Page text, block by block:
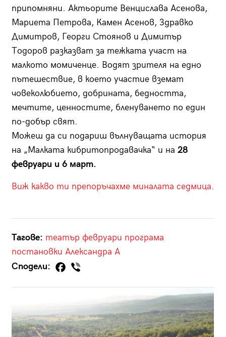
припомняни. Актьорите Венцислава Асенова,
Мариета Петрова, Камен Асенов, Здравко
Димитров, Георги Стоянов и Димитър
Тодоров разказват за тежката участ на
малкото момиченце. Водят зрителя на едно
пътешествие, в което участие вземат
човеколюбието, добрината, бедността,
мечтите, ценностите, бленуването по един
по-добър свят.
Можеш да си подариш вълнуващата история
на „Малката кибритопродавачка“ и на 28
февруари и 6 март.
Виж какво ти препоръчахме миналата седмица.
Тагове: театър февруари програма
постановки Александра А
Сподели: